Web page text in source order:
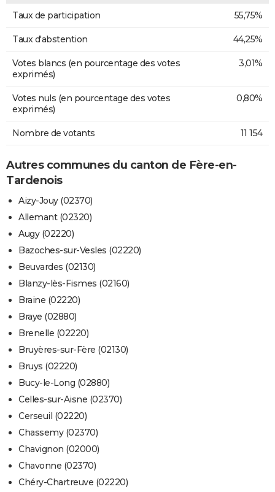
Taux de participation 55,75%
Taux d'abstention 44,25%
Votes blancs (en pourcentage des votes
exprimés)
3,01%
Votes nuls (en pourcentage des votes
exprimés)
0,80%
Nombre de votants 11 154
Autres communes du canton de Fère-en-
Tardenois
Aizy-Jouy (02370)
Allemant (02320)
Augy (02220)
Bazoches-sur-Vesles (02220)
Beuvardes (02130)
Blanzy-lès-Fismes (02160)
Braine (02220)
Braye (02880)
Brenelle (02220)
Bruyères-sur-Fère (02130)
Bruys (02220)
Bucy-le-Long (02880)
Celles-sur-Aisne (02370)
Cerseuil (02220)
Chassemy (02370)
Chavignon (02000)
Chavonne (02370)
Chéry-Chartreuve (02220)